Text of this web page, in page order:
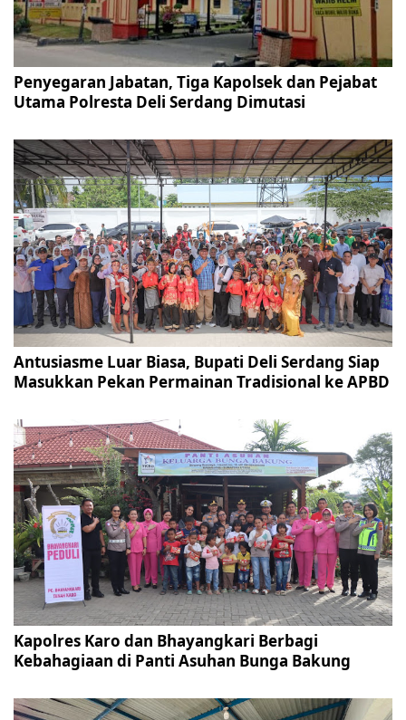
Penyegaran Jabatan, Tiga Kapolsek dan Pejabat
Utama Polresta Deli Serdang Dimutasi
Antusiasme Luar Biasa, Bupati Deli Serdang Siap
Masukkan Pekan Permainan Tradisional ke APBD
Kapolres Karo dan Bhayangkari Berbagi
Kebahagiaan di Panti Asuhan Bunga Bakung